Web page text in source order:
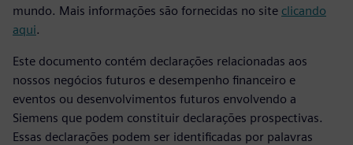
mundo. Mais informações são fornecidas no site clicando
aqui.
Este documento contém declarações relacionadas aos
nossos negócios futuros e desempenho financeiro e
eventos ou desenvolvimentos futuros envolvendo a
Siemens que podem constituir declarações prospectivas.
Essas declarações podem ser identificadas por palavras